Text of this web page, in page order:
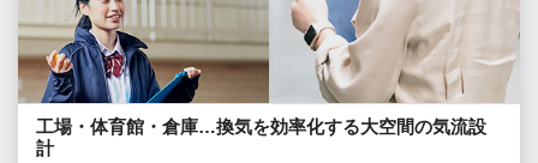
工場・体育館・倉庫…換気を効率化する大空間の気流設
計